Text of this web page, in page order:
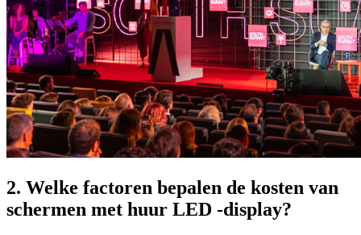
2. Welke factoren bepalen de kosten van
schermen met huur LED -display?